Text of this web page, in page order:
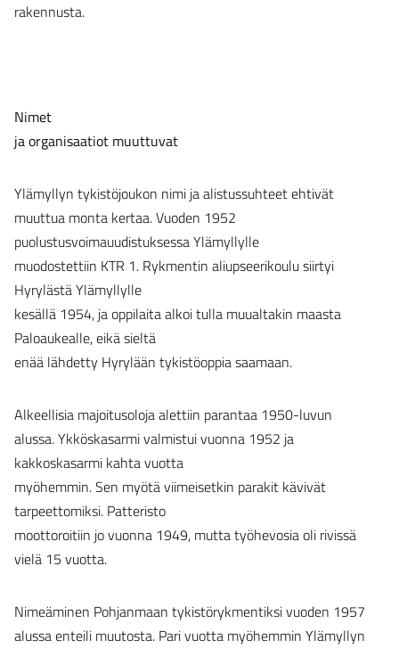
rakennusta.
Nimet
ja organisaatiot muuttuvat
Ylämyllyn tykistöjoukon nimi ja alistussuhteet ehtivät
muuttua monta kertaa. Vuoden 1952
puolustusvoimauudistuksessa Ylämyllylle
muodostettiin KTR 1. Rykmentin aliupseerikoulu siirtyi
Hyrylästä Ylämyllylle
kesällä 1954, ja oppilaita alkoi tulla muualtakin maasta
Paloaukealle, eikä sieltä
enää lähdetty Hyrylään tykistöoppia saamaan.
Alkeellisia majoitusoloja alettiin parantaa 1950-luvun
alussa. Ykköskasarmi valmistui vuonna 1952 ja
kakkoskasarmi kahta vuotta
myöhemmin. Sen myötä viimeisetkin parakit kävivät
tarpeettomiksi. Patteristo
moottoroitiin jo vuonna 1949, mutta työhevosia oli rivissä
vielä 15 vuotta.
Nimeäminen Pohjanmaan tykistörykmentiksi vuoden 1957
alussa enteili muutosta. Pari vuotta myöhemmin Ylämyllyn